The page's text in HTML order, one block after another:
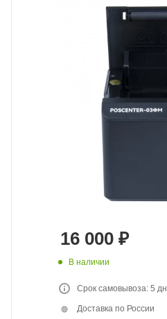
16 000 ₽
В наличии
Срок самовывоза: 5
Доставка по России